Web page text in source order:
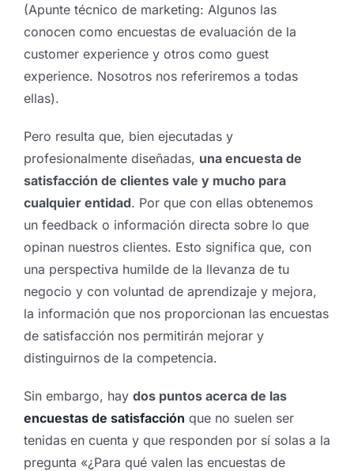
(Apunte técnico de marketing: Algunos las
conocen como encuestas de evaluación de la
customer experience y otros como guest
experience. Nosotros nos referiremos a todas
ellas).
Pero resulta que, bien ejecutadas y
profesionalmente diseñadas, una encuesta de
satisfacción de clientes vale y mucho para
cualquier entidad. Por que con ellas obtenemos
un feedback o información directa sobre lo que
opinan nuestros clientes. Esto significa que, con
una perspectiva humilde de la llevanza de tu
negocio y con voluntad de aprendizaje y mejora,
la información que nos proporcionan las encuestas
de satisfacción nos permitirán mejorar y
distinguirnos de la competencia.
Sin embargo, hay dos puntos acerca de las
encuestas de satisfacción que no suelen ser
tenidas en cuenta y que responden por sí solas a la
pregunta «¿Para qué valen las encuestas de